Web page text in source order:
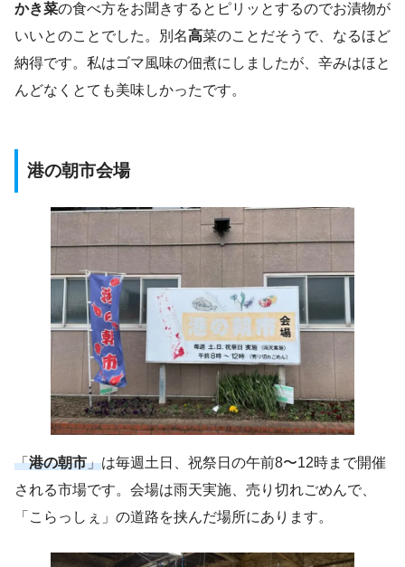
かき菜の食べ方をお聞きするとピリッとするのでお漬物が
いいとのことでした。別名高菜のことだそうで、なるほど
納得です。私はゴマ風味の佃煮にしましたが、辛みはほと
んどなくとても美味しかったです。
港の朝市会場
「港の朝市」は毎週土日、祝祭日の午前8〜12時まで開催
される市場です。会場は雨天実施、売り切れごめんで、
「こらっしぇ」の道路を挟んだ場所にあります。